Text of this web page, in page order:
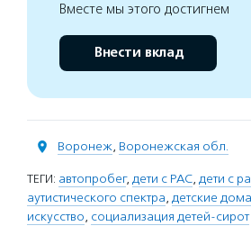
Вместе мы этого достигнем
Внести вклад
Воронеж, Воронежская обл.
ТЕГИ: автопробег, дети с РАС, дети с
аутистического спектра, детские дома
искусство, социализация детей-сирот